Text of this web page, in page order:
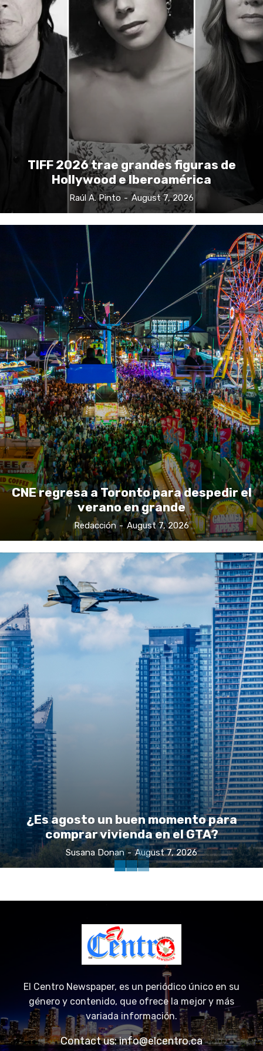
TIFF 2026 trae grandes figuras de
Hollywood e Iberoamérica
Raúl A. Pinto - August 7, 2026
CNE regresa a Toronto para despedir el
verano en grande
Redacción - August 7, 2026
¿Es agosto un buen momento para
comprar vivienda en el GTA?
Susana Donan - August 7, 2026
El Centro Newspaper, es un periódico único en su
género y contenido, que ofrece la mejor y más
variada información.
Contact us:info@elcentro.ca